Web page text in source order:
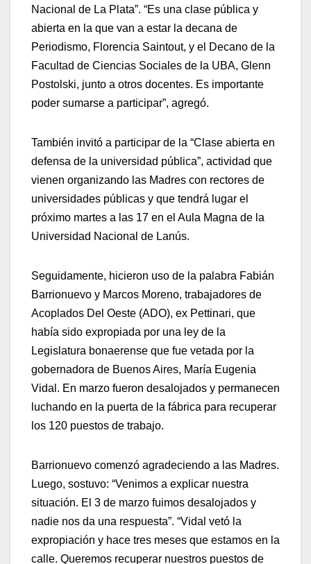
Nacional de La Plata”. “Es una clase pública y
abierta en la que van a estar la decana de
Periodismo, Florencia Saintout, y el Decano de la
Facultad de Ciencias Sociales de la UBA, Glenn
Postolski, junto a otros docentes. Es importante
poder sumarse a participar”, agregó.
También invitó a participar de la “Clase abierta en
defensa de la universidad pública”, actividad que
vienen organizando las Madres con rectores de
universidades públicas y que tendrá lugar el
próximo martes a las 17 en el Aula Magna de la
Universidad Nacional de Lanús.
Seguidamente, hicieron uso de la palabra Fabián
Barrionuevo y Marcos Moreno, trabajadores de
Acoplados Del Oeste (ADO), ex Pettinari, que
había sido expropiada por una ley de la
Legislatura bonaerense que fue vetada por la
gobernadora de Buenos Aires, María Eugenia
Vidal. En marzo fueron desalojados y permanecen
luchando en la puerta de la fábrica para recuperar
los 120 puestos de trabajo.
Barrionuevo comenzó agradeciendo a las Madres.
Luego, sostuvo: “Venimos a explicar nuestra
situación. El 3 de marzo fuimos desalojados y
nadie nos da una respuesta”. “Vidal vetó la
expropiación y hace tres meses que estamos en la
calle. Queremos recuperar nuestros puestos de